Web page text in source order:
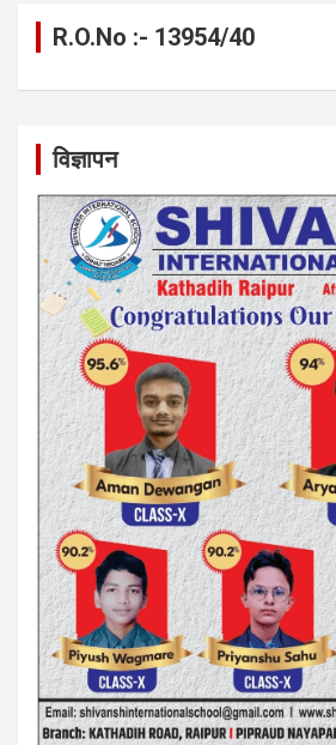
R.O.No :- 13954/40
विज्ञापन